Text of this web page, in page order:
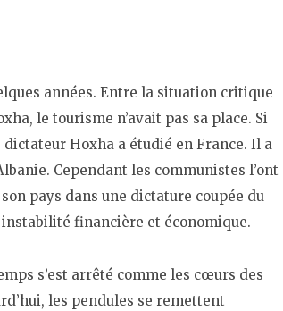
années. Entre la situation critique
le tourisme n’avait pas sa place. Si
Hoxha a étudié en France. Il a
Cependant les communistes l’ont
pays dans une dictature coupée du
instabilité financière et économique.
s’est arrêté comme les cœurs des
les pendules se remettent